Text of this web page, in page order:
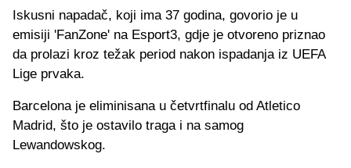
Iskusni napadač, koji ima 37 godina, govorio je u
emisiji 'FanZone' na Esport3, gdje je otvoreno priznao
da prolazi kroz težak period nakon ispadanja iz UEFA
Lige prvaka.
Barcelona je eliminisana u četvrtfinalu od Atletico
Madrid, što je ostavilo traga i na samog
Lewandowskog.